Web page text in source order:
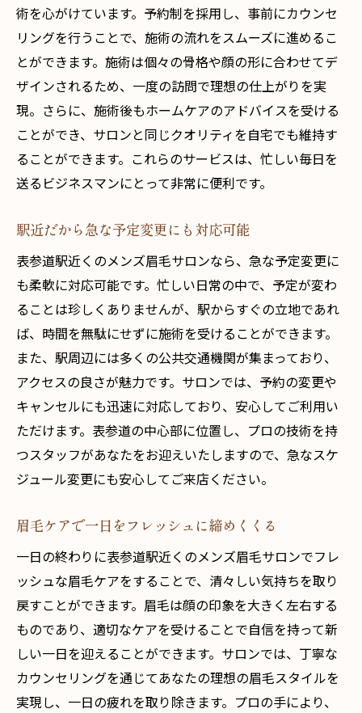
術を心がけています。予約制を採用し、事前にカウンセ
リングを行うことで、施術の流れをスムーズに進めるこ
とができます。施術は個々の骨格や顔の形に合わせてデ
ザインされるため、一度の訪問で理想の仕上がりを実
現。さらに、施術後もホームケアのアドバイスを受ける
ことができ、サロンと同じクオリティを自宅でも維持す
ることができます。これらのサービスは、忙しい毎日を
送るビジネスマンにとって非常に便利です。
駅近だから急な予定変更にも対応可能
表参道駅近くのメンズ眉毛サロンなら、急な予定変更に
も柔軟に対応可能です。忙しい日常の中で、予定が変わ
ることは珍しくありませんが、駅からすぐの立地であれ
ば、時間を無駄にせずに施術を受けることができます。
また、駅周辺には多くの公共交通機関が集まっており、
アクセスの良さが魅力です。サロンでは、予約の変更や
キャンセルにも迅速に対応しており、安心してご利用い
ただけます。表参道の中心部に位置し、プロの技術を持
つスタッフがあなたをお迎えいたしますので、急なスケ
ジュール変更にも安心してご来店ください。
眉毛ケアで一日をフレッシュに締めくくる
一日の終わりに表参道駅近くのメンズ眉毛サロンでフレ
ッシュな眉毛ケアをすることで、清々しい気持ちを取り
戻すことができます。眉毛は顔の印象を大きく左右する
ものであり、適切なケアを受けることで自信を持って新
しい一日を迎えることができます。サロンでは、丁寧な
カウンセリングを通じてあなたの理想の眉毛スタイルを
実現し、一日の疲れを取り除きます。プロの手により、